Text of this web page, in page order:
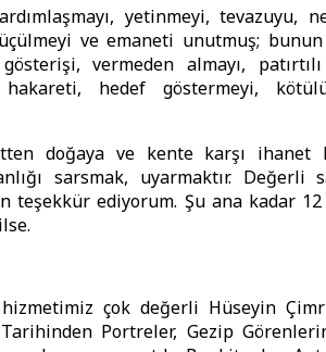
yetinmeyi, tevazuyu,
ve emaneti unutmuş; bunun
vermeden almayı,
hakareti, hedef göstermeyi,
doğaya ve kente karşı ihanet
sarsmak, uyarmaktır. Değerli
teşekkür ediyorum. Şu ana kadar
çok değerli Hüseyin
Portreler, Gezip